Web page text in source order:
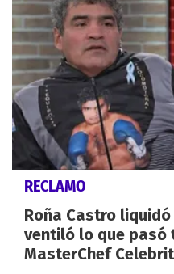
RECLAMO
Roña Castro
ventiló lo que pasó
MasterChef